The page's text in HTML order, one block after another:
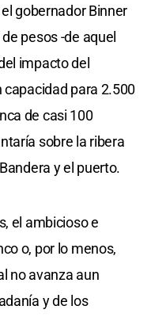
gobernador Binner
pesos -de aquel
impacto del
para 2.500
de casi 100
sobre la ribera
y el puerto.
el ambicioso e
o, por lo menos,
no avanza aun
y de los